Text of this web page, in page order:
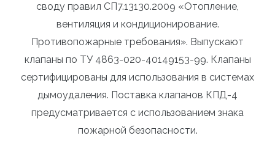
своду правил СП7.13130.2009 «Отопление,
вентиляция и кондиционирование.
Противопожарные требования». Выпускают
клапаны по ТУ 4863-020-40149153-99. Клапаны
сертифицированы для использования в системах
дымоудаления. Поставка клапанов КПД-4
предусматривается с использованием знака
пожарной безопасности.